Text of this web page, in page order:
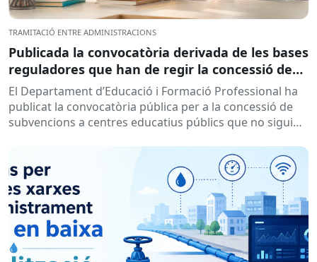
TRAMITACIÓ ENTRE ADMINISTRACIONS
Publicada la convocatòria derivada de les bases
reguladores que han de regir la concessió de
subvencions a centres educatius, per al
desenvolupament de programes de formació i
inserció, durant el curs 2026-2027
El Departament d’Educació i Formació Professional ha
publicat la convocatòria pública per a la concessió de
subvencions a centres educatius públics que no siguin